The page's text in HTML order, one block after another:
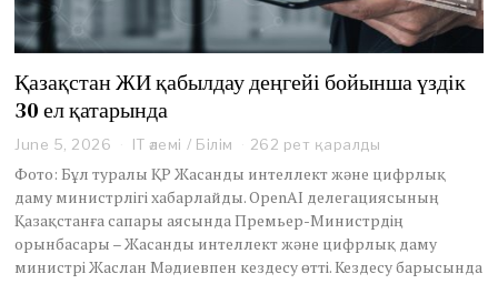
Қазақстан ЖИ қабылдау деңгейі бойынша үздік
30 ел қатарында
June 5, 2026
n
e
5
,
2
IT әлемі / Білім 262 рет қаралды
Фото: Бұл туралы ҚР Жасанды интеллект және цифрлық
даму министрлігі хабарлайды. OpenAI делегациясының
Қазақстанға сапары аясында Премьер-Министрдің
орынбасары – Жасанды интеллект және цифрлық даму
министрі Жаслан Мәдиевпен кездесу өтті. Кездесу барысында